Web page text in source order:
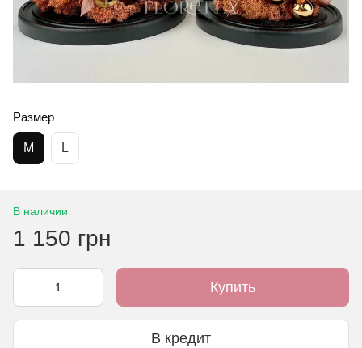
Размер
M L
В наличии
1 150 грн
Купить
В кредит